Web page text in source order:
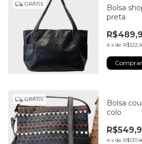
GRÁTIS
Bolsa
preta
4 x de
GRÁTIS
Bolsa
colo
4 x de